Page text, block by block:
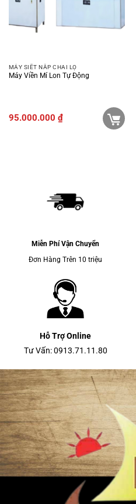
MÁY SIẾT NẮP CHAI LỌ
Máy Viền Mí Lon Tự Động
95.000.000 ₫
Miễn Phí Vận Chuyển
Đơn Hàng Trên 10 triệu
Hỗ Trợ Online
Tư Vấn: 0913.71.11.80